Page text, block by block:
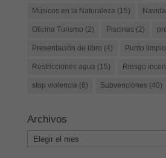
Músicos en la Naturaleza(15)
Oficina Turismo (2) Piscinas(2)
Presentación de libro (4) Punto limpio
Restricciones agua(15) Riesgo
stop violencia(6) Subvenciones(40)
Archivos
Archivos